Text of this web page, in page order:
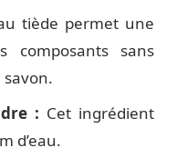
tiède permet une
composants sans
: Cet ingrédient
d’eau.